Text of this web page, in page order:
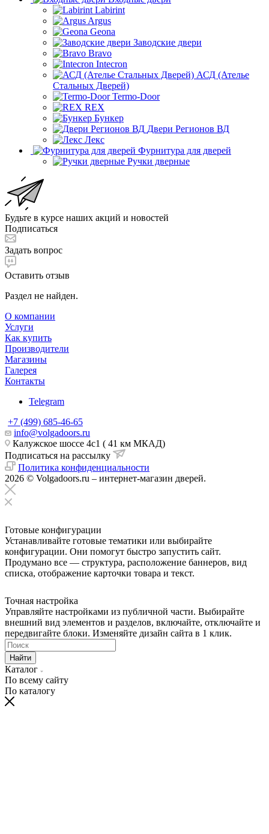
Labirint
Argus
Geona
Заводские двери
Bravo
Intecron
АСД (Ателье
Стальных Дверей)
Termo-Door
REX
Бункер
Двери Регионов ВД
Лекс
Фурнитура для дверей
Ручки дверные
Будьте в курсе наших акций и новостей
Подписаться
Задать вопрос
Оставить отзыв
Раздел не найден.
О компании
Услуги
Как купить
Производители
Магазины
Галерея
Контакты
Telegram
+7 (499) 685-46-65
info@volgadoors.ru
Калужское шоссе 4с1 ( 41 км МКАД)
Подписаться на рассылку
Политика конфиденциальности
2026 © Volgadoors.ru – интернет-магазин дверей.
Готовые конфигурации
Устанавливайте готовые тематики или выбирайте
конфигурации. Они помогут быстро запустить сайт.
Продумано все — структура, расположение баннеров, вид
списка, отображение карточки товара и текст.
Точная настройка
Управляйте настройками из публичной части. Выбирайте
внешний вид элементов и разделов, включайте, отключайте и
передвигайте блоки. Изменяйте дизайн сайта в 1 клик.
Найти
Каталог
По всему сайту
По каталогу